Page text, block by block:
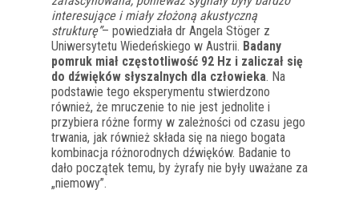
interesujące i miały złożoną akustyczną
strukturę”– powiedziała dr Angela Stöger z
Uniwersytetu Wiedeńskiego w Austrii. Badany
pomruk miał częstotliwość 92 Hz i zaliczał się
do dźwięków słyszalnych dla człowieka. Na
podstawie tego eksperymentu stwierdzono
również, że mruczenie to nie jest jednolite i
przybiera różne formy w zależności od czasu jego
trwania, jak również składa się na niego bogata
kombinacja różnorodnych dźwięków. Badanie to
dało początek temu, by żyrafy nie były uważane za
„niemowy”.